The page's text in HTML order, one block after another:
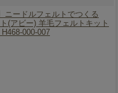
ニードルフェルトでつくる
(アビー) 羊毛フェルトキット
000-007